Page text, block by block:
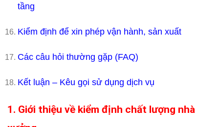
tầng
Kiểm định để xin phép vận hành, sản xuất
Các câu hỏi thường gặp (FAQ)
Kết luận – Kêu gọi sử dụng dịch vụ
1. Giới thiệu về kiểm định chất lượng nhà